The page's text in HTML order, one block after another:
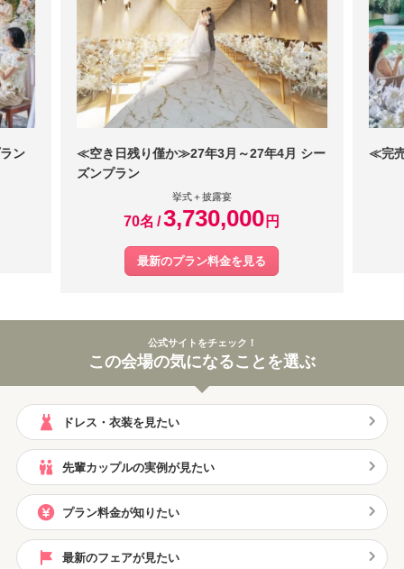
ゃべりな私たちには本当に嬉しかったです。早く前撮りをして、ペー
パーアイテムをできる限り進めることをおすすめします。準備に追わ
れてなかなかダイエットに打ち込めないので、早めに済ませるのが良
いと思います。席の配置と写真を撮るのが上手い友達や卒花の友達を
入場扉の近くに配置すると、いい写真や動画を撮ってくれるのでおす
すめです。
ン
≪空き日残り僅か≫27年3月～27年4月 シー
ズンプラン
挙式＋披露宴
70名 3,730,000 円
最新のプラン料金を見る
≪完
公式サイトをチェック！
この会場の気になることを選ぶ
ドレス・衣装を見たい
先輩カップルの実例が見たい
プラン料金が知りたい
最新のフェアが見たい